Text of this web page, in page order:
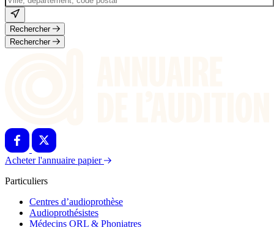
Rechercher
Rechercher
Acheter l'annuaire papier
Particuliers
Centres d’audioprothèse
Audioprothésistes
Médecins ORL & Phoniatres